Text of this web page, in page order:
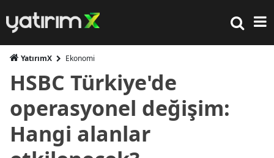
YatırımX Ekonomi
HSBC Türkiye'de
operasyonel değişim:
Hangi alanlar